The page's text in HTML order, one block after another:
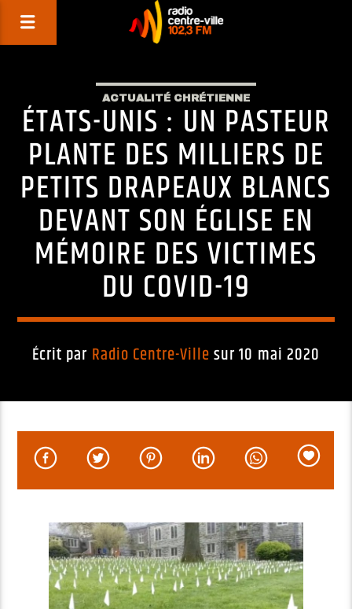
ACTUALITÉ CHRÉTIENNE
ÉTATS-UNIS : UN PASTEUR
PLANTE DES MILLIERS DE
PETITS DRAPEAUX BLANCS
DEVANT SON ÉGLISE EN
MÉMOIRE DES VICTIMES
DU COVID-19
Écrit par Radio Centre-Villesur 10 mai 2020